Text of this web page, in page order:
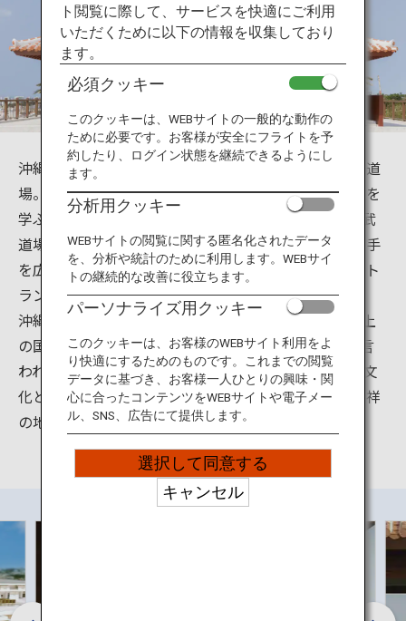
行き先
旅のお役立ち情報
ANA サービス
沖縄県豊見城市豊見城にある沖縄空手会館は、空手の道
場。沖縄は空手の発祥地。沖縄空手会館は空手の神髄を
学ぶことを目的に、平成29年3月に新設されました。武
道場の利用のほか、展示室では空手の歴史や世界の空手
を広めた先人達について学ぶことができ、また、レスト
ランでは沖縄の郷土料理なども味わえます。
沖縄を発祥地として発展した空手は、今や世界180以上
の国や地域に普及し、空手愛好家は1億人を超えると言
われています。沖縄空手会館は、沖縄の空手を独自の文
化として保存・継承・発展させるとともに、「空手発祥
の地・沖縄」を国内外に発信します。
ト閲覧に際して、サービスを快適にご利用
いただくために以下の情報を収集しており
ます。
必須クッキー
このクッキーは、WEBサイトの一般的な動作の
ために必要です。お客様が安全にフライトを予
約したり、ログイン状態を継続できるようにし
ます。
分析用クッキー
WEBサイトの閲覧に関する匿名化されたデータ
を、分析や統計のために利用します。WEBサイ
トの継続的な改善に役立ちます。
パーソナライズ用クッキー
このクッキーは、お客様のWEBサイト利用をよ
り快適にするためのものです。これまでの閲覧
データに基づき、お客様一人ひとりの興味・関
心に合ったコンテンツをWEBサイトや電子メー
ル、SNS、広告にて提供します。
選択して同意する
キャンセル